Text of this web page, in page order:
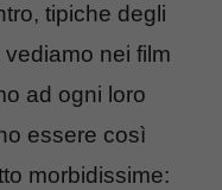
tipiche degli
nei film
ad ogni loro
essere così
morbidissime: